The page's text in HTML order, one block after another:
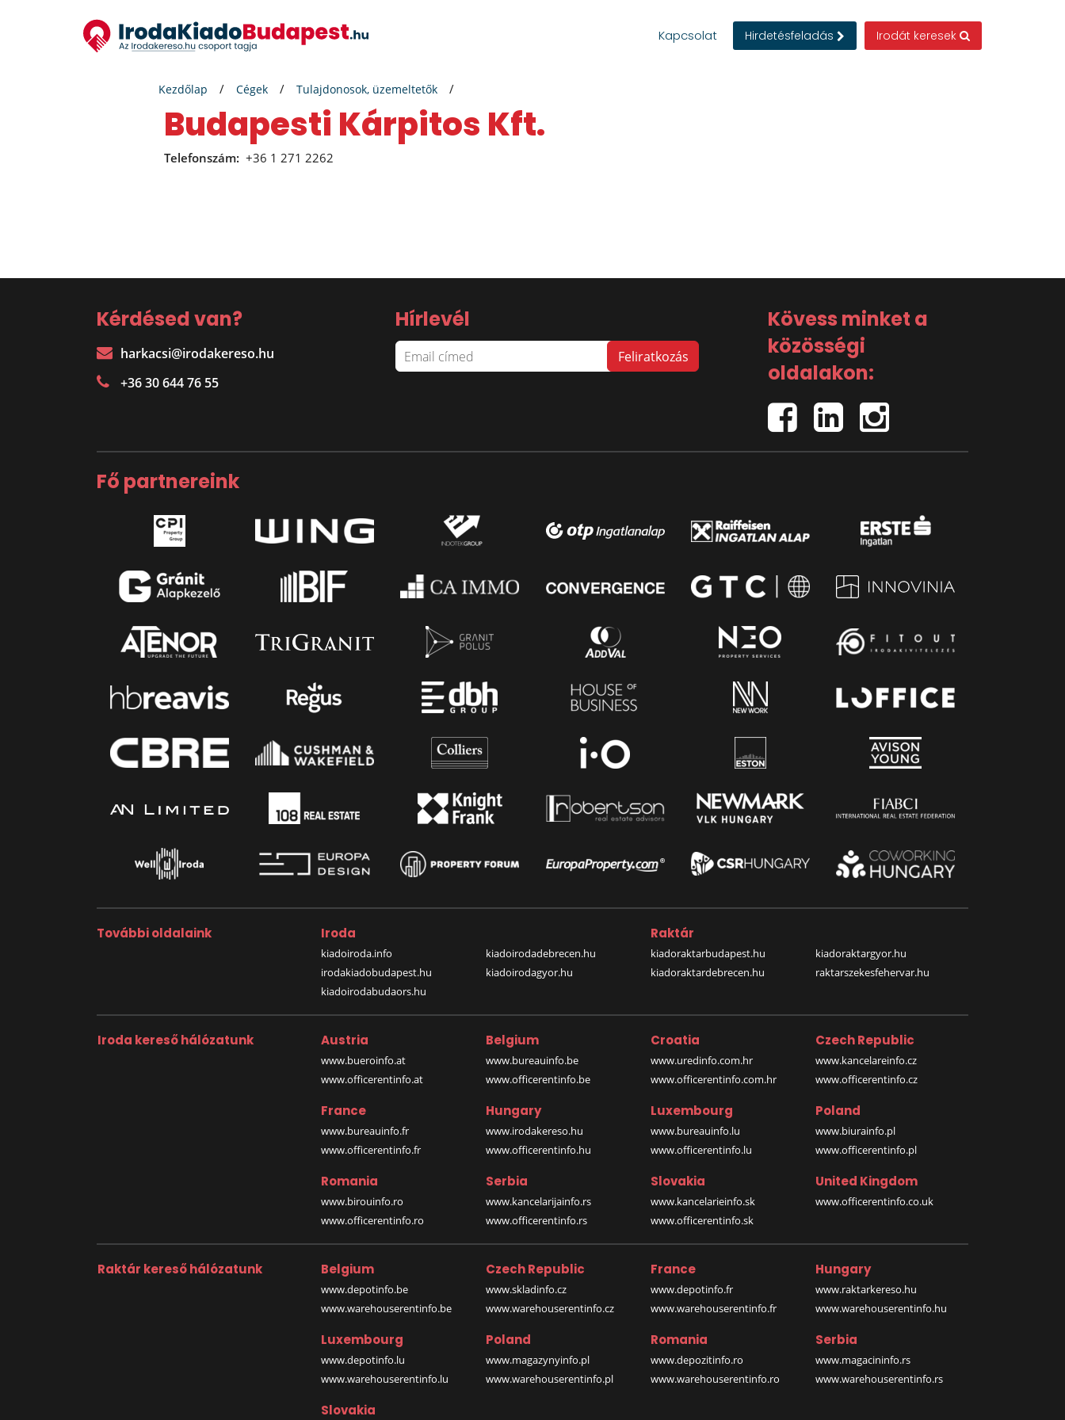
Kapcsolat Hirdetésfeladás Irodát keresek
Kezdőlap Cégek Tulajdonosok, üzemeltetők
Budapesti Kárpitos Kft.
Telefonszám: +36 1 271 2262
Kérdésed van?
harkacsi@irodakereso.hu
+36 30 644 76 55
Hírlevél
Kövess minket a
közösségi
oldalakon:
Fő partnereink
További oldalaink Iroda
kiadoiroda.info
irodakiadobudapest.hu
kiadoirodabudaors.hu
kiadoirodadebrecen.hu
kiadoirodagyor.hu
Raktár
kiadoraktarbudapest.hu
kiadoraktardebrecen.hu
kiadoraktargyor.hu
raktarszekesfehervar.hu
Iroda kereső hálózatunk Austria
www.bueroinfo.at
www.officerentinfo.at
Belgium
www.bureauinfo.be
www.officerentinfo.be
Croatia
www.uredinfo.com.hr
www.officerentinfo.com.hr
Czech Republic
www.kancelareinfo.cz
www.officerentinfo.cz
France
www.bureauinfo.fr
www.officerentinfo.fr
Hungary
www.irodakereso.hu
www.officerentinfo.hu
Luxembourg
www.bureauinfo.lu
www.officerentinfo.lu
Poland
www.biurainfo.pl
www.officerentinfo.pl
Romania
www.birouinfo.ro
www.officerentinfo.ro
Serbia
www.kancelarijainfo.rs
www.officerentinfo.rs
Slovakia
www.kancelarieinfo.sk
www.officerentinfo.sk
United Kingdom
www.officerentinfo.co.uk
Raktár kereső hálózatunk Belgium
www.depotinfo.be
www.warehouserentinfo.be
Czech Republic
www.skladinfo.cz
www.warehouserentinfo.cz
France
www.depotinfo.fr
www.warehouserentinfo.fr
Hungary
www.raktarkereso.hu
www.warehouserentinfo.hu
Luxembourg
www.depotinfo.lu
www.warehouserentinfo.lu
Poland
www.magazynyinfo.pl
www.warehouserentinfo.pl
Romania
www.depozitinfo.ro
www.warehouserentinfo.ro
Serbia
www.magacininfo.rs
www.warehouserentinfo.rs
Slovakia